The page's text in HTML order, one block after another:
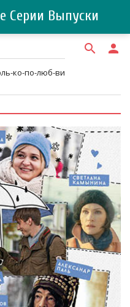
Серии Выпуски
search person
ко-по-люб-ви